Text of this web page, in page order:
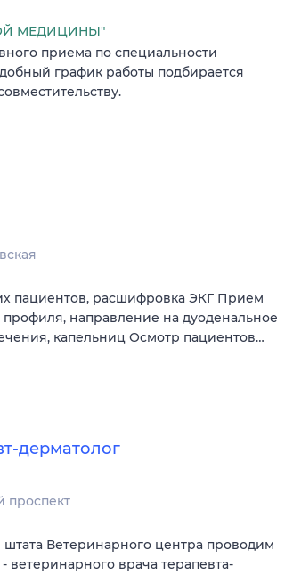
МЕДИЦИНЫ"
приема по специальности
график работы подбирается
пациентов, расшифровка ЭКГ Прием
профиля, направление на дуоденальное
капельниц Осмотр пациентов…
дерматолог
проспект
Ветеринарного центра проводим
врача терапевта-